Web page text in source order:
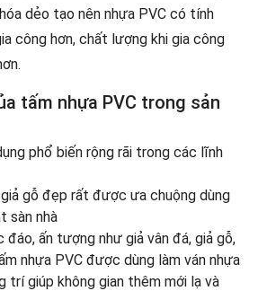
dẻo tạo nên nhựa PVC có tính
công hơn, chất lượng khi gia công
tấm nhựa PVC trong sản
phổ biến rộng rãi trong các lĩnh
gỗ đẹp rất được ưa chuộng dùng
sàn nhà
đáo, ấn tượng như giả vân đá, giả gỗ,
nhựa PVC được dùng làm ván nhựa
trí giúp không gian thêm mới lạ và